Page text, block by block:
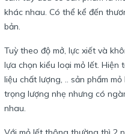
khác nhau. Có thể kể đến
bản.
Tuỳ theo độ mở, lực xiết và
lựa chọn kiểu loại mỏ lết. Hiện
liệu chất lượng, .. sản phẩm
trọng lượng nhẹ nhưng có
nhau.